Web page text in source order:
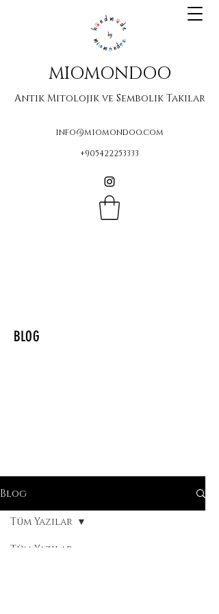
MIOMONDOO
Antik Mitolojik ve Sembolik Takılar
info@miomondoo.com
+905422253333
BLOG
Blog
Tüm Yazılar
Tüm Yazılar